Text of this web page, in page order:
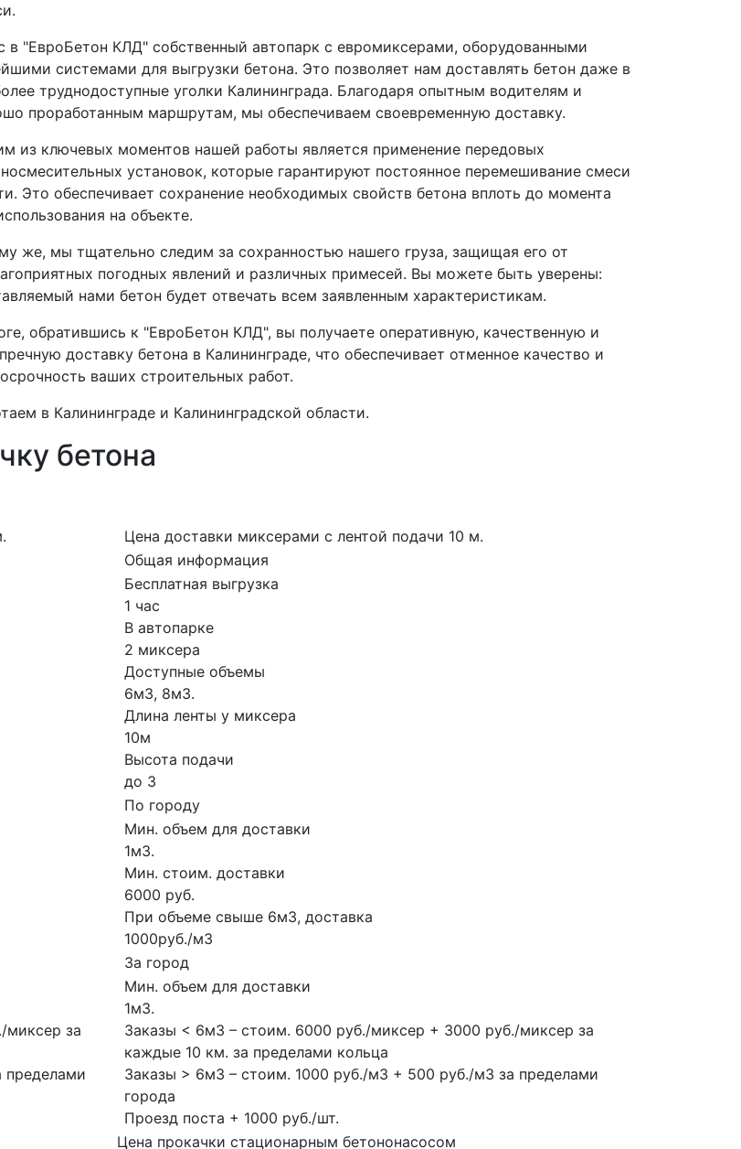
в "ЕвроБетон КЛД" собственный автопарк с евромиксерами, оборудованными
системами для выгрузки бетона. Это позволяет нам доставлять бетон даже в
труднодоступные уголки Калининграда. Благодаря опытным водителям и
проработанным маршрутам, мы обеспечиваем своевременную доставку.
из ключевых моментов нашей работы является применение передовых
установок, которые гарантируют постоянное перемешивание смеси
Это обеспечивает сохранение необходимых свойств бетона вплоть до момента
на объекте.
же, мы тщательно следим за сохранностью нашего груза, защищая его от
погодных явлений и различных примесей. Вы можете быть уверены:
нами бетон будет отвечать всем заявленным характеристикам.
обратившись к "ЕвроБетон КЛД", вы получаете оперативную, качественную и
доставку бетона в Калининграде, что обеспечивает отменное качество и
ваших строительных работ.
в Калининграде и Калининградской области.
бетона
Цена доставки миксерами с лентой подачи 10 м.
Общая информация
Бесплатная выгрузка
1 час
В автопарке
2 миксера
Доступные объемы
6м3, 8м3.
Длина ленты у миксера
10м
Высота подачи
до 3
По городу
Мин. объем для доставки
1м3.
Мин. стоим. доставки
6000 руб.
При объеме свыше 6м3, доставка
1000руб./м3
За город
миксер за
пределами
Мин. объем для доставки
1м3.
Заказы < 6м3 – стоим. 6000 руб./миксер + 3000 руб./миксер за
каждые 10 км. за пределами кольца
Заказы > 6м3 – стоим. 1000 руб./м3 + 500 руб./м3 за пределами
города
Проезд поста + 1000 руб./шт.
Цена прокачки стационарным бетононасосом